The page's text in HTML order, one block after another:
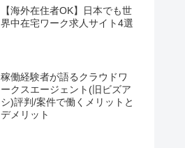
【海外在住者OK】日本でも世
界中在宅ワーク求人サイト4選
稼働経験者が語るクラウドワ
ークスエージェント(旧ビズア
シ)評判/案件で働くメリットと
デメリット